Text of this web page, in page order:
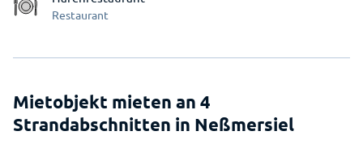
Restaurant
Mietobjekt mieten an 4
Strandabschnitten in Neßmersiel